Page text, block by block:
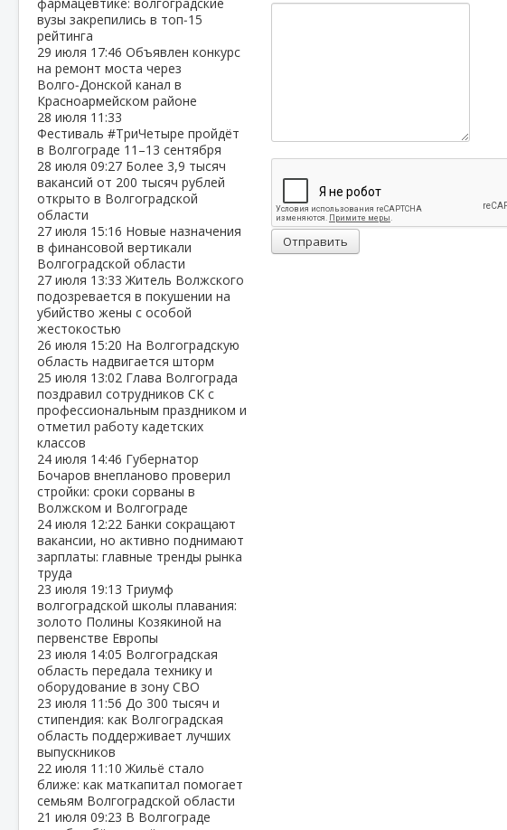
вузы закрепились в топ‑15
рейтинга
29 июля 17:46 Объявлен конкурс
на ремонт моста через
Волго‑Донской канал в
Красноармейском районе
28 июля 11:33
Фестиваль #ТриЧетыре пройдёт
в Волгограде 11–13 сентября
28 июля 09:27 Более 3,9 тысяч
вакансий от 200 тысяч рублей
открыто в Волгоградской
области
27 июля 15:16 Новые назначения
в финансовой вертикали
Волгоградской области
27 июля 13:33Житель Волжского
подозревается в покушении на
убийство жены с особой
жестокостью
26 июля 15:20 На Волгоградскую
область надвигается шторм
25 июля 13:02 Глава Волгограда
поздравил сотрудников СК с
профессиональным праздником и
отметил работу кадетских
классов
24 июля 14:46 Губернатор
Бочаров внепланово проверил
стройки: сроки сорваны в
Волжском и Волгограде
24 июля 12:22 Банки сокращают
вакансии, но активно поднимают
зарплаты: главные тренды рынка
труда
23 июля 19:13 Триумф
волгоградской школы плавания:
золото Полины Козякиной на
первенстве Европы
23 июля 14:05 Волгоградская
область передала технику и
оборудование в зону СВО
23 июля 11:56 До 300 тысяч и
стипендия: как Волгоградская
область поддерживает лучших
выпускников
22 июля 11:10Жильё стало
ближе: как маткапитал помогает
семьям Волгоградской области
21 июля 09:23 В Волгограде
Отправить